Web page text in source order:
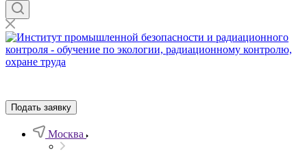
Подать заявку
Москва